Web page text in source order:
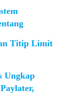
Titip Limit
Ungkap